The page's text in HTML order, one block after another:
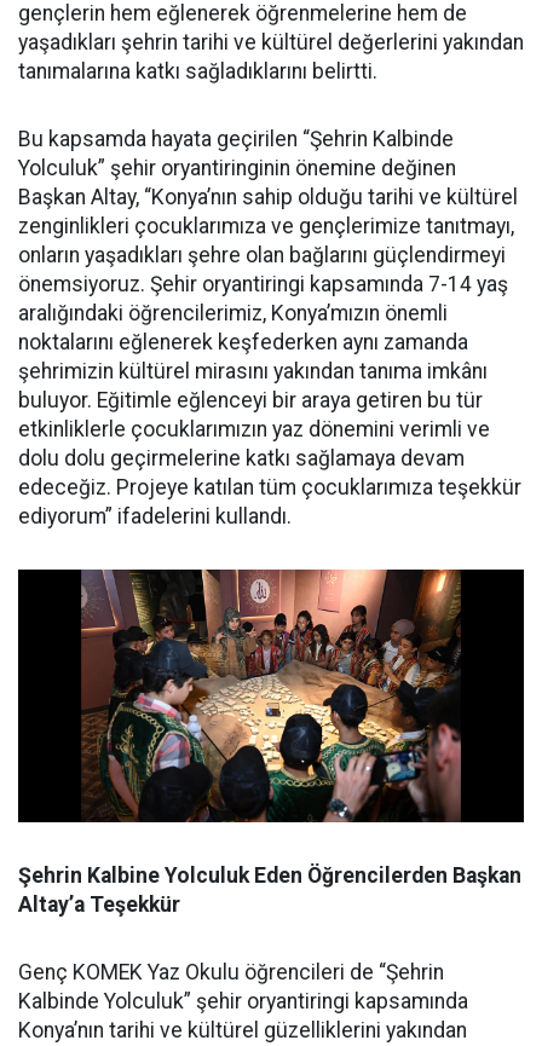
gençlerin hem eğlenerek öğrenmelerine hem de
yaşadıkları şehrin tarihi ve kültürel değerlerini yakından
tanımalarına katkı sağladıklarını belirtti.
Bu kapsamda hayata geçirilen “Şehrin Kalbinde
Yolculuk” şehir oryantiringinin önemine değinen
Başkan Altay, “Konya’nın sahip olduğu tarihi ve kültürel
zenginlikleri çocuklarımıza ve gençlerimize tanıtmayı,
onların yaşadıkları şehre olan bağlarını güçlendirmeyi
önemsiyoruz. Şehir oryantiringi kapsamında 7-14 yaş
aralığındaki öğrencilerimiz, Konya’mızın önemli
noktalarını eğlenerek keşfederken aynı zamanda
şehrimizin kültürel mirasını yakından tanıma imkânı
buluyor. Eğitimle eğlenceyi bir araya getiren bu tür
etkinliklerle çocuklarımızın yaz dönemini verimli ve
dolu dolu geçirmelerine katkı sağlamaya devam
edeceğiz. Projeye katılan tüm çocuklarımıza teşekkür
ediyorum” ifadelerini kullandı.
Şehrin Kalbine Yolculuk Eden Öğrencilerden Başkan
Altay’a Teşekkür
Genç KOMEK Yaz Okulu öğrencileri de “Şehrin
Kalbinde Yolculuk” şehir oryantiringi kapsamında
Konya’nın tarihi ve kültürel güzelliklerini yakından